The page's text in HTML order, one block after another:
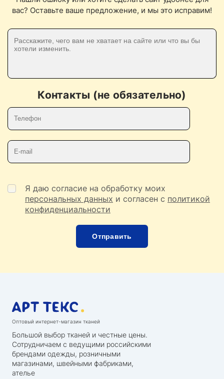
вас? Оставьте ваше предложение, и мы это исправим!
Контакты (не обязательно)
Я даю согласие на обработку моих
персональных данных и согласен с политикой
конфиденциальности
Оптовый интернет-магазин тканей
Большой выбор тканей и честные цены.
Сотрудничаем с ведущими российскими
брендами одежды, розничными
магазинами, швейными фабриками,
ателье